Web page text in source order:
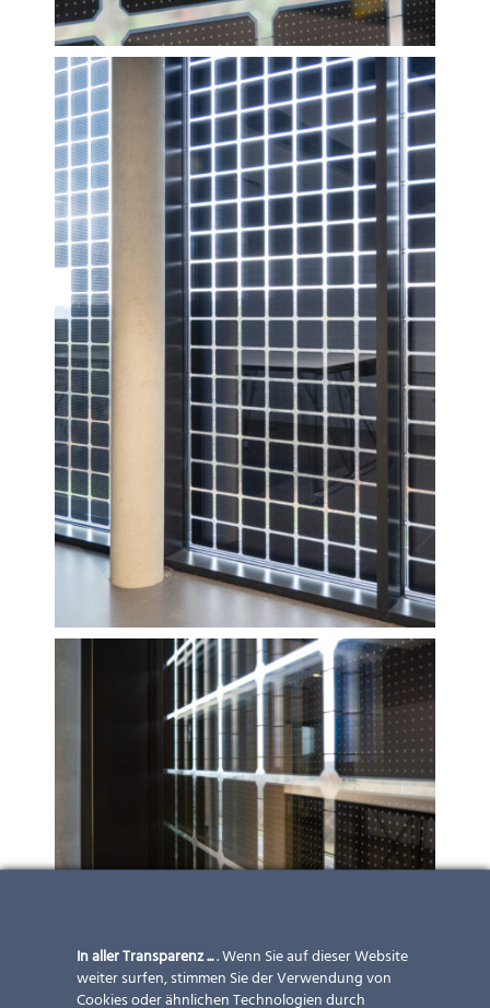
In aller Transparenz .... Wenn Sie auf dieser Website
weiter surfen, stimmen Sie der Verwendung von
Cookies oder ähnlichen Technologien durch